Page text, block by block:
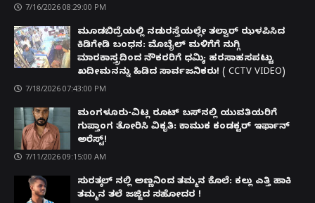
7/16/2026 08:29:00 PM
ಮೂಡಬಿದ್ರೆಯಲ್ಲಿ ನಡುರಸ್ತೆಯಲ್ಲೇ ತಲ್ವಾರ್ ಝಳಪಿಸಿದ
ಕಿಡಿಗೇಡಿ ಬಂಧನ: ಮೊಬೈಲ್ ಮಳಿಗೆಗೆ ನುಗ್ಗಿ
ಮಾರಕಾಸ್ತ್ರದಿಂದ ನೌಕರರಿಗೆ ಧಮ್ಕಿ; ಹರಸಾಹಸಪಟ್ಟು
ಖದೀಮನನ್ನು ಹಿಡಿದ ಸಾರ್ವಜನಿಕರು! ( CCTV VIDEO)
7/18/2026 07:43:00 PM
ಮಂಗಳೂರು-ವಿಟ್ಲ ರೂಟ್ ಬಸ್‌ನಲ್ಲಿ ಯುವತಿಯರಿಗೆ
ಗುಪ್ತಾಂಗ ತೋರಿಸಿ ವಿಕೃತಿ: ಕಾಮುಕ ಕಂಡಕ್ಟರ್ ಇರ್ಫಾನ್
ಅರೆಸ್ಟ್!
7/11/2026 09:15:00 AM
ಸುರತ್ಕಲ್ ನಲ್ಲಿ ಅಣ್ಣನಿಂದ ತಮ್ಮನ ಕೊಲೆ: ಕಲ್ಲು ಎತ್ತಿ ಹಾಕಿ
ತಮ್ಮನ ತಲೆ ಜಜ್ಜಿದ ಸಹೋದರ !